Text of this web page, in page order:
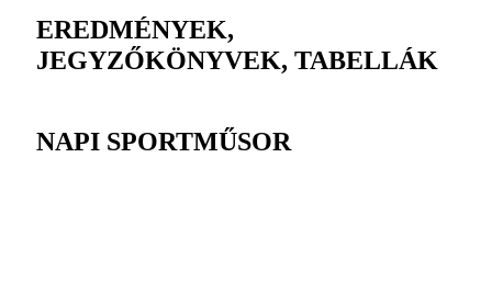
EREDMÉNYEK,
JEGYZŐKÖNYVEK, TABELLÁK
NAPI SPORTMŰSOR